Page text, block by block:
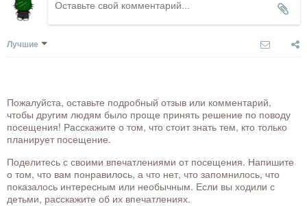
Лучшие
Пожалуйста, оставьте подробный отзыв или комментарий,
чтобы другим людям было проще принять решение по поводу
посещения! Расскажите о том, что стоит знать тем, кто только
планирует посещение.
Поделитесь с своими впечатлениями от посещения. Напишите
о том, что вам понравилось, а что нет, что запомнилось, что
показалось интересным или необычным. Если вы ходили с
детьми, расскажите об их впечатлениях.